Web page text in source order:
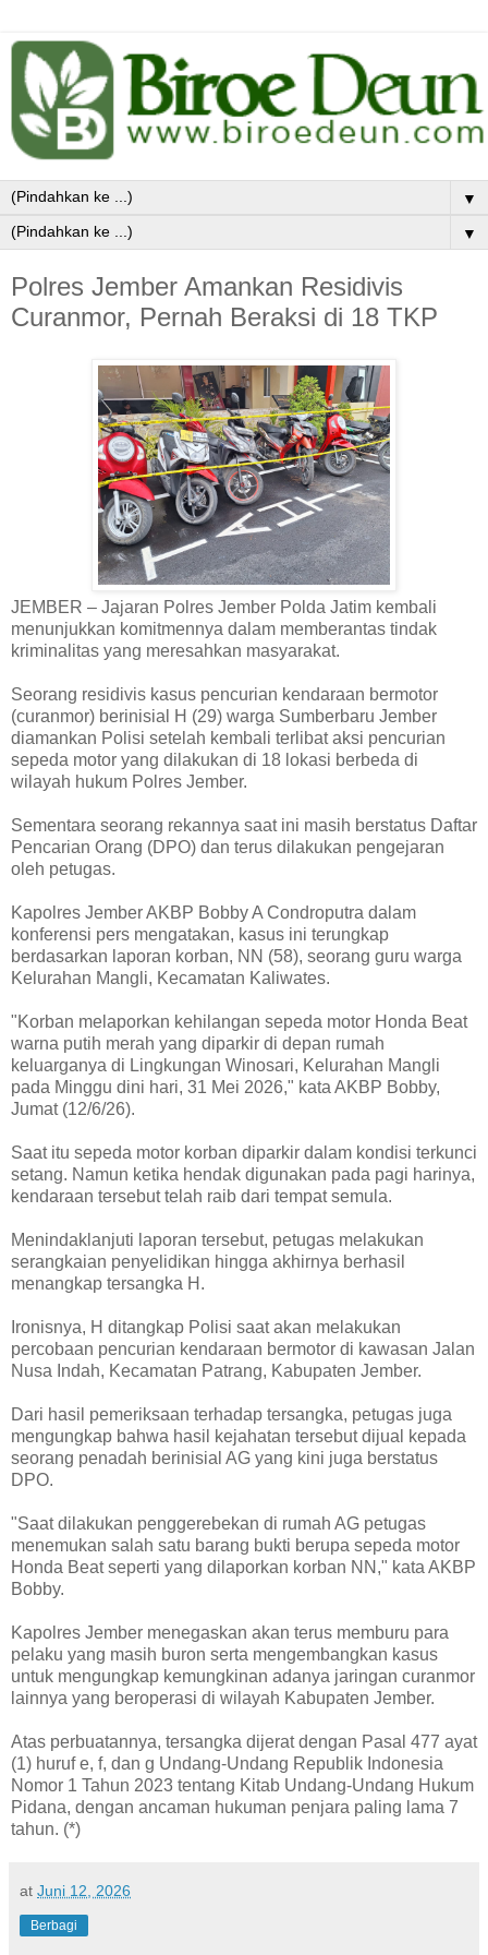
▼
▼
Polres Jember Amankan Residivis
Curanmor, Pernah Beraksi di 18 TKP
JEMBER – Jajaran Polres Jember Polda Jatim kembali
menunjukkan komitmennya dalam memberantas tindak
kriminalitas yang meresahkan masyarakat.
Seorang residivis kasus pencurian kendaraan bermotor
(curanmor) berinisial H (29) warga Sumberbaru Jember
diamankan Polisi setelah kembali terlibat aksi pencurian
sepeda motor yang dilakukan di 18 lokasi berbeda di
wilayah hukum Polres Jember.
Sementara seorang rekannya saat ini masih berstatus Daftar
Pencarian Orang (DPO) dan terus dilakukan pengejaran
oleh petugas.
Kapolres Jember AKBP Bobby A Condroputra dalam
konferensi pers mengatakan, kasus ini terungkap
berdasarkan laporan korban, NN (58), seorang guru warga
Kelurahan Mangli, Kecamatan Kaliwates.
"Korban melaporkan kehilangan sepeda motor Honda Beat
warna putih merah yang diparkir di depan rumah
keluarganya di Lingkungan Winosari, Kelurahan Mangli
pada Minggu dini hari, 31 Mei 2026," kata AKBP Bobby,
Jumat (12/6/26).
Saat itu sepeda motor korban diparkir dalam kondisi terkunci
setang. Namun ketika hendak digunakan pada pagi harinya,
kendaraan tersebut telah raib dari tempat semula.
Menindaklanjuti laporan tersebut, petugas melakukan
serangkaian penyelidikan hingga akhirnya berhasil
menangkap tersangka H.
Ironisnya, H ditangkap Polisi saat akan melakukan
percobaan pencurian kendaraan bermotor di kawasan Jalan
Nusa Indah, Kecamatan Patrang, Kabupaten Jember.
Dari hasil pemeriksaan terhadap tersangka, petugas juga
mengungkap bahwa hasil kejahatan tersebut dijual kepada
seorang penadah berinisial AG yang kini juga berstatus
DPO.
"Saat dilakukan penggerebekan di rumah AG petugas
menemukan salah satu barang bukti berupa sepeda motor
Honda Beat seperti yang dilaporkan korban NN," kata AKBP
Bobby.
Kapolres Jember menegaskan akan terus memburu para
pelaku yang masih buron serta mengembangkan kasus
untuk mengungkap kemungkinan adanya jaringan curanmor
lainnya yang beroperasi di wilayah Kabupaten Jember.
Atas perbuatannya, tersangka dijerat dengan Pasal 477 ayat
(1) huruf e, f, dan g Undang-Undang Republik Indonesia
Nomor 1 Tahun 2023 tentang Kitab Undang-Undang Hukum
Pidana, dengan ancaman hukuman penjara paling lama 7
tahun. (*)
at Juni 12, 2026
Berbagi